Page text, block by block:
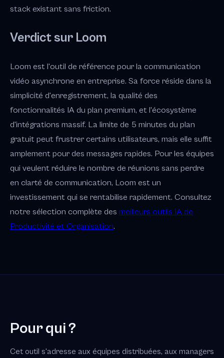
stack existant sans friction.
Verdict sur Loom
Loom est l'outil de référence pour la communication
vidéo asynchrone en entreprise. Sa force réside dans la
simplicité d'enregistrement, la qualité des
fonctionnalités IA du plan premium, et l'écosystème
d'intégrations massif. La limite de 5 minutes du plan
gratuit peut frustrer certains utilisateurs, mais elle suffit
amplement pour des messages rapides. Pour les équipes
qui veulent réduire le nombre de réunions sans perdre
en clarté de communication, Loom est un
investissement qui se rentabilise rapidement. Consultez
notre sélection complète des meilleurs outils IA de
Productivité et Organisation.
Pour qui ?
Cet outil s'adresse aux équipes distribuées, aux managers